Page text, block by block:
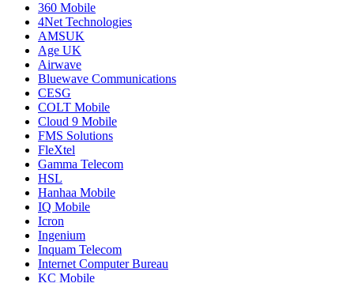
360 Mobile
4Net Technologies
AMSUK
Age UK
Airwave
Bluewave Communications
CESG
COLT Mobile
Cloud 9 Mobile
FMS Solutions
FleXtel
Gamma Telecom
HSL
Hanhaa Mobile
IQ Mobile
Icron
Ingenium
Inquam Telecom
Internet Computer Bureau
KC Mobile